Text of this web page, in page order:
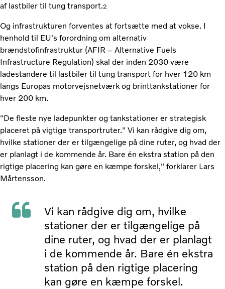
af lastbiler til tung transport.2
Og infrastrukturen forventes at fortsætte med at vokse. I
henhold til EU's forordning om alternativ
brændstofinfrastruktur (AFIR – Alternative Fuels
Infrastructure Regulation) skal der inden 2030 være
ladestandere til lastbiler til tung transport for hver 120 km
langs Europas motorvejsnetværk og brinttankstationer for
hver 200 km.
"De fleste nye ladepunkter og tankstationer er strategisk
placeret på vigtige transportruter." Vi kan rådgive dig om,
hvilke stationer der er tilgængelige på dine ruter, og hvad der
er planlagt i de kommende år. Bare én ekstra station på den
rigtige placering kan gøre en kæmpe forskel," forklarer Lars
Mårtensson.
Vi kan rådgive dig om, hvilke
stationer der er tilgængelige på
dine ruter, og hvad der er planlagt
i de kommende år. Bare én ekstra
station på den rigtige placering
kan gøre en kæmpe forskel.